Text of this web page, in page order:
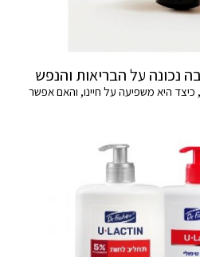
נכונה על הבריאות והנפש
כיצד היא משפיעה על חיינו, והאם אפשר